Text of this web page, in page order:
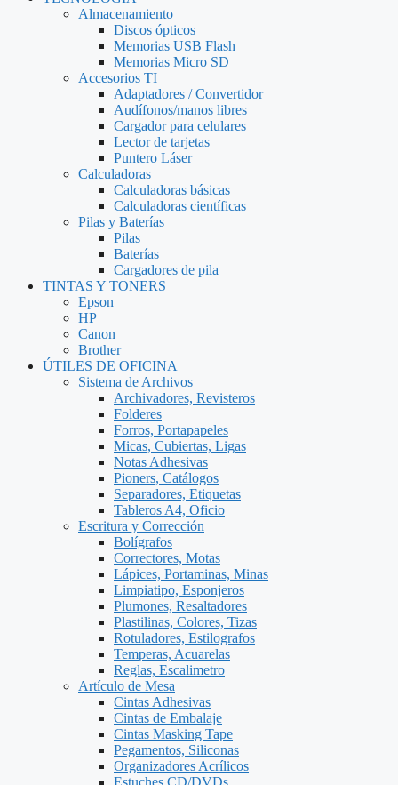
Almacenamiento
Discos ópticos
Memorias USB Flash
Memorias Micro SD
Accesorios TI
Adaptadores / Convertidor
Audífonos/manos libres
Cargador para celulares
Lector de tarjetas
Puntero Láser
Calculadoras
Calculadoras básicas
Calculadoras científicas
Pilas y Baterías
Pilas
Baterías
Cargadores de pila
TINTAS Y TONERS
Epson
HP
Canon
Brother
ÚTILES DE OFICINA
Sistema de Archivos
Archivadores, Revisteros
Folderes
Forros, Portapapeles
Micas, Cubiertas, Ligas
Notas Adhesivas
Pioners, Catálogos
Separadores, Etiquetas
Tableros A4, Oficio
Escritura y Corrección
Bolígrafos
Correctores, Motas
Lápices, Portaminas, Minas
Limpiatipo, Esponjeros
Plumones, Resaltadores
Plastilinas, Colores, Tizas
Rotuladores, Estilografos
Temperas, Acuarelas
Reglas, Escalimetro
Artículo de Mesa
Cintas Adhesivas
Cintas de Embalaje
Cintas Masking Tape
Pegamentos, Siliconas
Organizadores Acrílicos
Estuches CD/DVDs